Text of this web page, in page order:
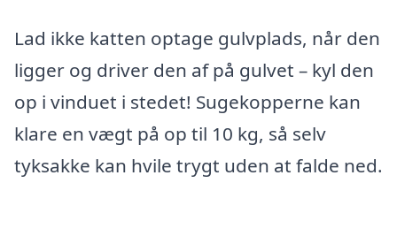
Lad ikke katten optage gulvplads, når den
ligger og driver den af på gulvet – kyl den
op i vinduet i stedet! Sugekopperne kan
klare en vægt på op til 10 kg, så selv
tyksakke kan hvile trygt uden at falde ned.